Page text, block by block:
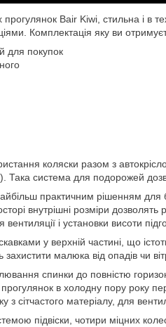
Bair Kiwi, стильна і в
Комплектація яку ви
для покупок
коляски разом з
Така система для подорожей
практичним рішенням для
внутрішні розміри
і установки висоти
у верхній частині, що
малюка від опадів чи
спинки до повністю
в холодну пору року
з сітчастого матеріалу, для
підвіски, чотири міцних